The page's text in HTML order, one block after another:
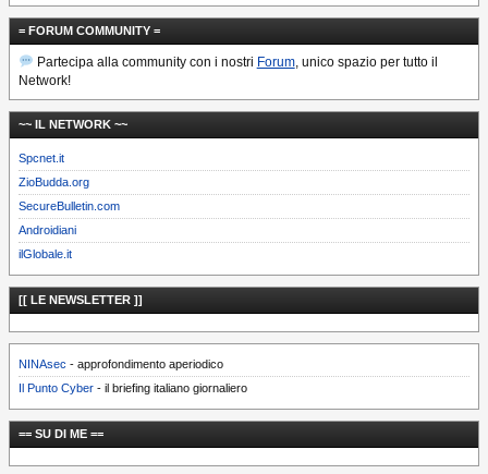
= FORUM COMMUNITY =
Partecipa alla community con i nostri Forum, unico spazio per tutto il
Network!
~~ IL NETWORK ~~
Spcnet.it
ZioBudda.org
SecureBulletin.com
Androidiani
ilGlobale.it
[[ LE NEWSLETTER ]]
NINAsec - approfondimento aperiodico
Il Punto Cyber - il briefing italiano giornaliero
== SU DI ME ==